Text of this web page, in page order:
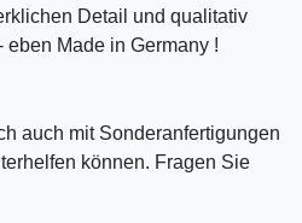
Detail und qualitativ
eben Made in Germany !
auch mit Sonderanfertigungen
können. Fragen Sie